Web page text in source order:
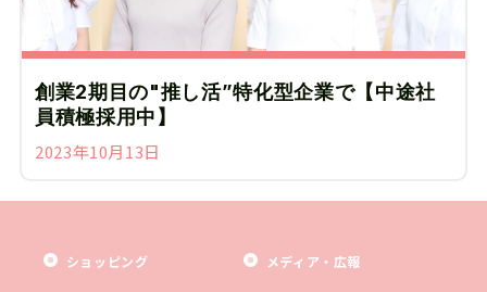
創業2期目の"推し活”特化型企業で【中途社
員積極採用中】
2023年10月13日
ショッピング メディア・広報